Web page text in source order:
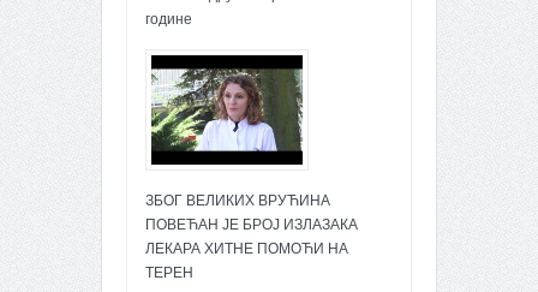
године
ЗБОГ ВЕЛИКИХ ВРУЋИНА
ПОВЕЋАН ЈЕ БРОЈ ИЗЛАЗАКА
ЛЕКАРА ХИТНЕ ПОМОЋИ НА
ТЕРЕН